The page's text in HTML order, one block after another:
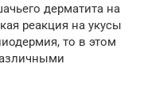
дерматита на
реакция на укусы
то в этом